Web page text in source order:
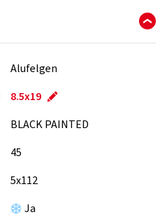
Alufelgen
8.5x19
BLACK PAINTED
45
5x112
Ja